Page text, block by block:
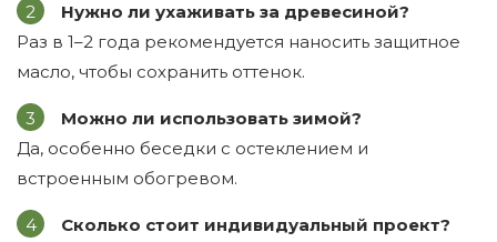
Нужно ли ухаживать за древесиной?
Раз в 1–2 года рекомендуется наносить защитное
масло, чтобы сохранить оттенок.
Можно ли использовать зимой?
Да, особенно беседки с остеклением и
встроенным обогревом.
Сколько стоит индивидуальный проект?